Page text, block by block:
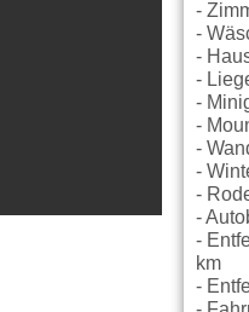
-
-
-
-
-
-
-
-
-
-
-
km
-